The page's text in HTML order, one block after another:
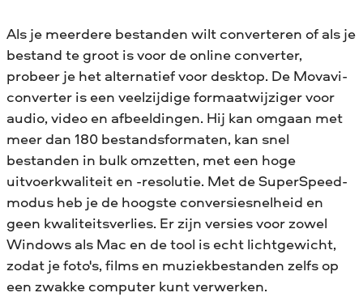
Als je meerdere bestanden wilt converteren of als je
bestand te groot is voor de online converter,
probeer je het alternatief voor desktop. De Movavi-
converter is een veelzijdige formaatwijziger voor
audio, video en afbeeldingen. Hij kan omgaan met
meer dan 180 bestandsformaten, kan snel
bestanden in bulk omzetten, met een hoge
uitvoerkwaliteit en -resolutie. Met de SuperSpeed-
modus heb je de hoogste conversiesnelheid en
geen kwaliteitsverlies. Er zijn versies voor zowel
Windows als Mac en de tool is echt lichtgewicht,
zodat je foto's, films en muziekbestanden zelfs op
een zwakke computer kunt verwerken.